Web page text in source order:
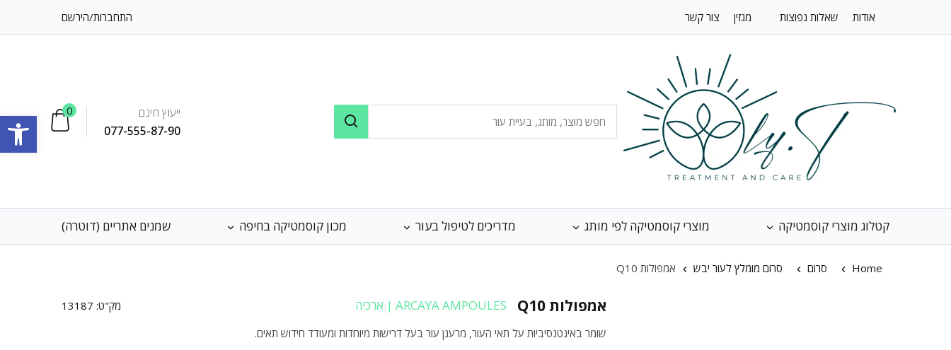
אודות שאלות נפוצות מגזין צור קשר התחברות/הירשם
ייעוץ חינם
077-555-87-90
0
קטלוג מוצרי קוסמטיקה מוצרי קוסמטיקה לפי מותג מדריכים לטיפול בעור מכון קוסמטיקה בחיפה שמנים אתריים (דוטרה)
Home סרום סרום מומלץ לעור יבש אמפולות Q10
אמפולות Q10 ARCAYA AMPOULES | ארכיה מק"ט: 13187
שומר באינטנסיביות על תאי העור, מרענן עור בעל דרישות מיוחדות ומעודד חידוש תאים.
פתח